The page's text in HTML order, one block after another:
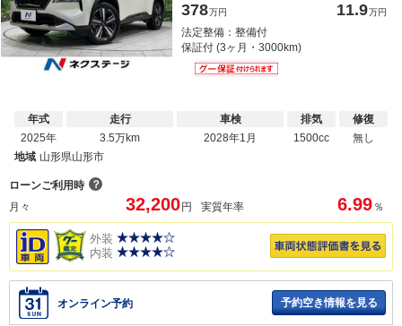
378万円 11.9万円
法定整備：整備付
保証付 (3ヶ月・3000km)
年式
2025年
走行
3.5万km
車検
2028年1月
排気
1500cc
修復
無し
地域 山形県山形市
ローンご利用時 ？
月々
32,200 円 実質年率 6.99 ％
外装
内装
オンライン予約 予約空き情報を見る